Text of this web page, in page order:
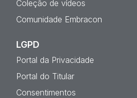
Coleção de vídeos
Comunidade Embracon
LGPD
Portal da Privacidade
Portal do Titular
Consentimentos